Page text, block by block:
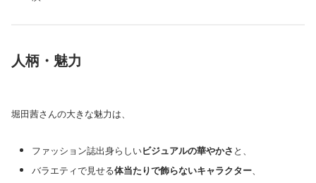
人柄・魅力
堀田茜さんの大きな魅力は、
ファッション誌出身らしいビジュアルの華やかさ と、
バラエティで見せる体当たりで飾らないキャラクター、